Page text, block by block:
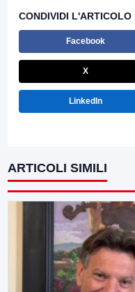
CONDIVIDI L'ARTICOLO
Facebook
X
LinkedIn
ARTICOLI SIMILI